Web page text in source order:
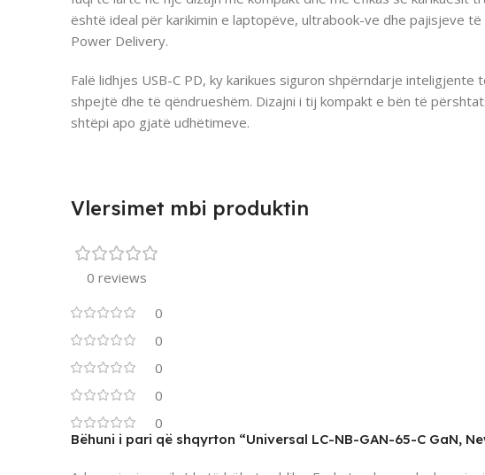
është ideal për karikimin e laptopëve, ultrabook-ve dhe pajisjeve
Power Delivery.
Falë lidhjes USB-C PD, ky karikues siguron shpërndarje inteligjente
shpejtë dhe të qëndrueshëm. Dizajni i tij kompakt e bën të
shtëpi apo gjatë udhëtimeve.
Vlersimet mbi produktin
0 reviews
0
0
0
0
0
Bëhuni i pari që shqyrton “Universal LC-NB-GAN-65-C GaN,